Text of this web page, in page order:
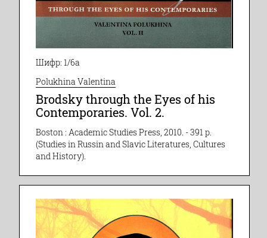
Шифр: 1/6а
Polukhina Valentina
Brodsky through the Eyes of his
Contemporaries. Vol. 2.
Boston : Academic Studies Press, 2010. - 391 p.
(Studies in Russin and Slavic Literatures, Cultures
and History).